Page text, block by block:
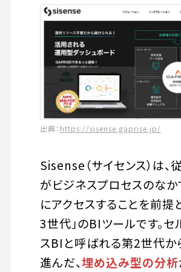
出典： https://sisense.gaprise.jp/
Sisense（サイセンス）は、
がビジネスプロセスのな
にアクセスすることを前提
3世代」のBIツールです。セ
スBIと呼ばれる第2世代か
進んだ、埋め込み型の分析